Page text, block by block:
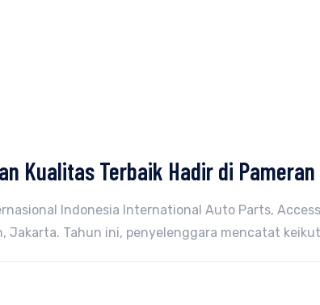
Kualitas Terbaik Hadir di Pameran
Indonesia International Auto Parts,
Jakarta. Tahun ini, penyelenggara mencatat